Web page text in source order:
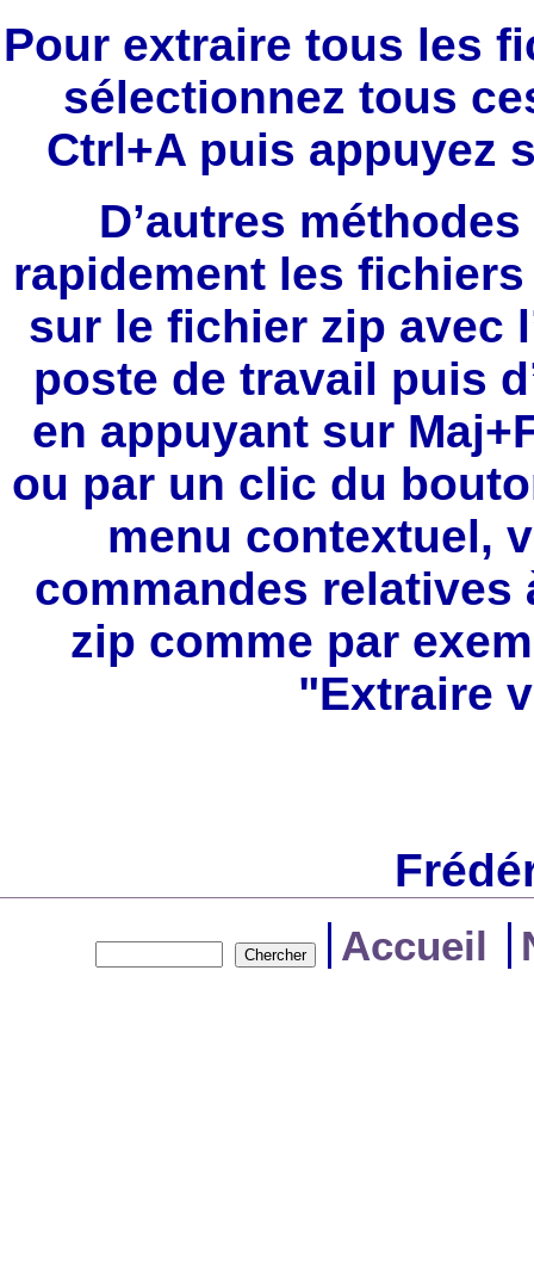
Pour extraire tous les
sélectionnez tous
Ctrl+A puis appuyez
D’autres
rapidement les
sur le fichier zip avec
poste de travail puis
en appuyant sur
ou par un clic du
menu contextuel,
commandes
zip comme par
"Extraire
Accueil